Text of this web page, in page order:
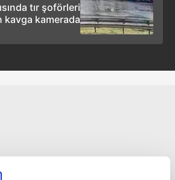
tır şoförleri
kavga kamerada